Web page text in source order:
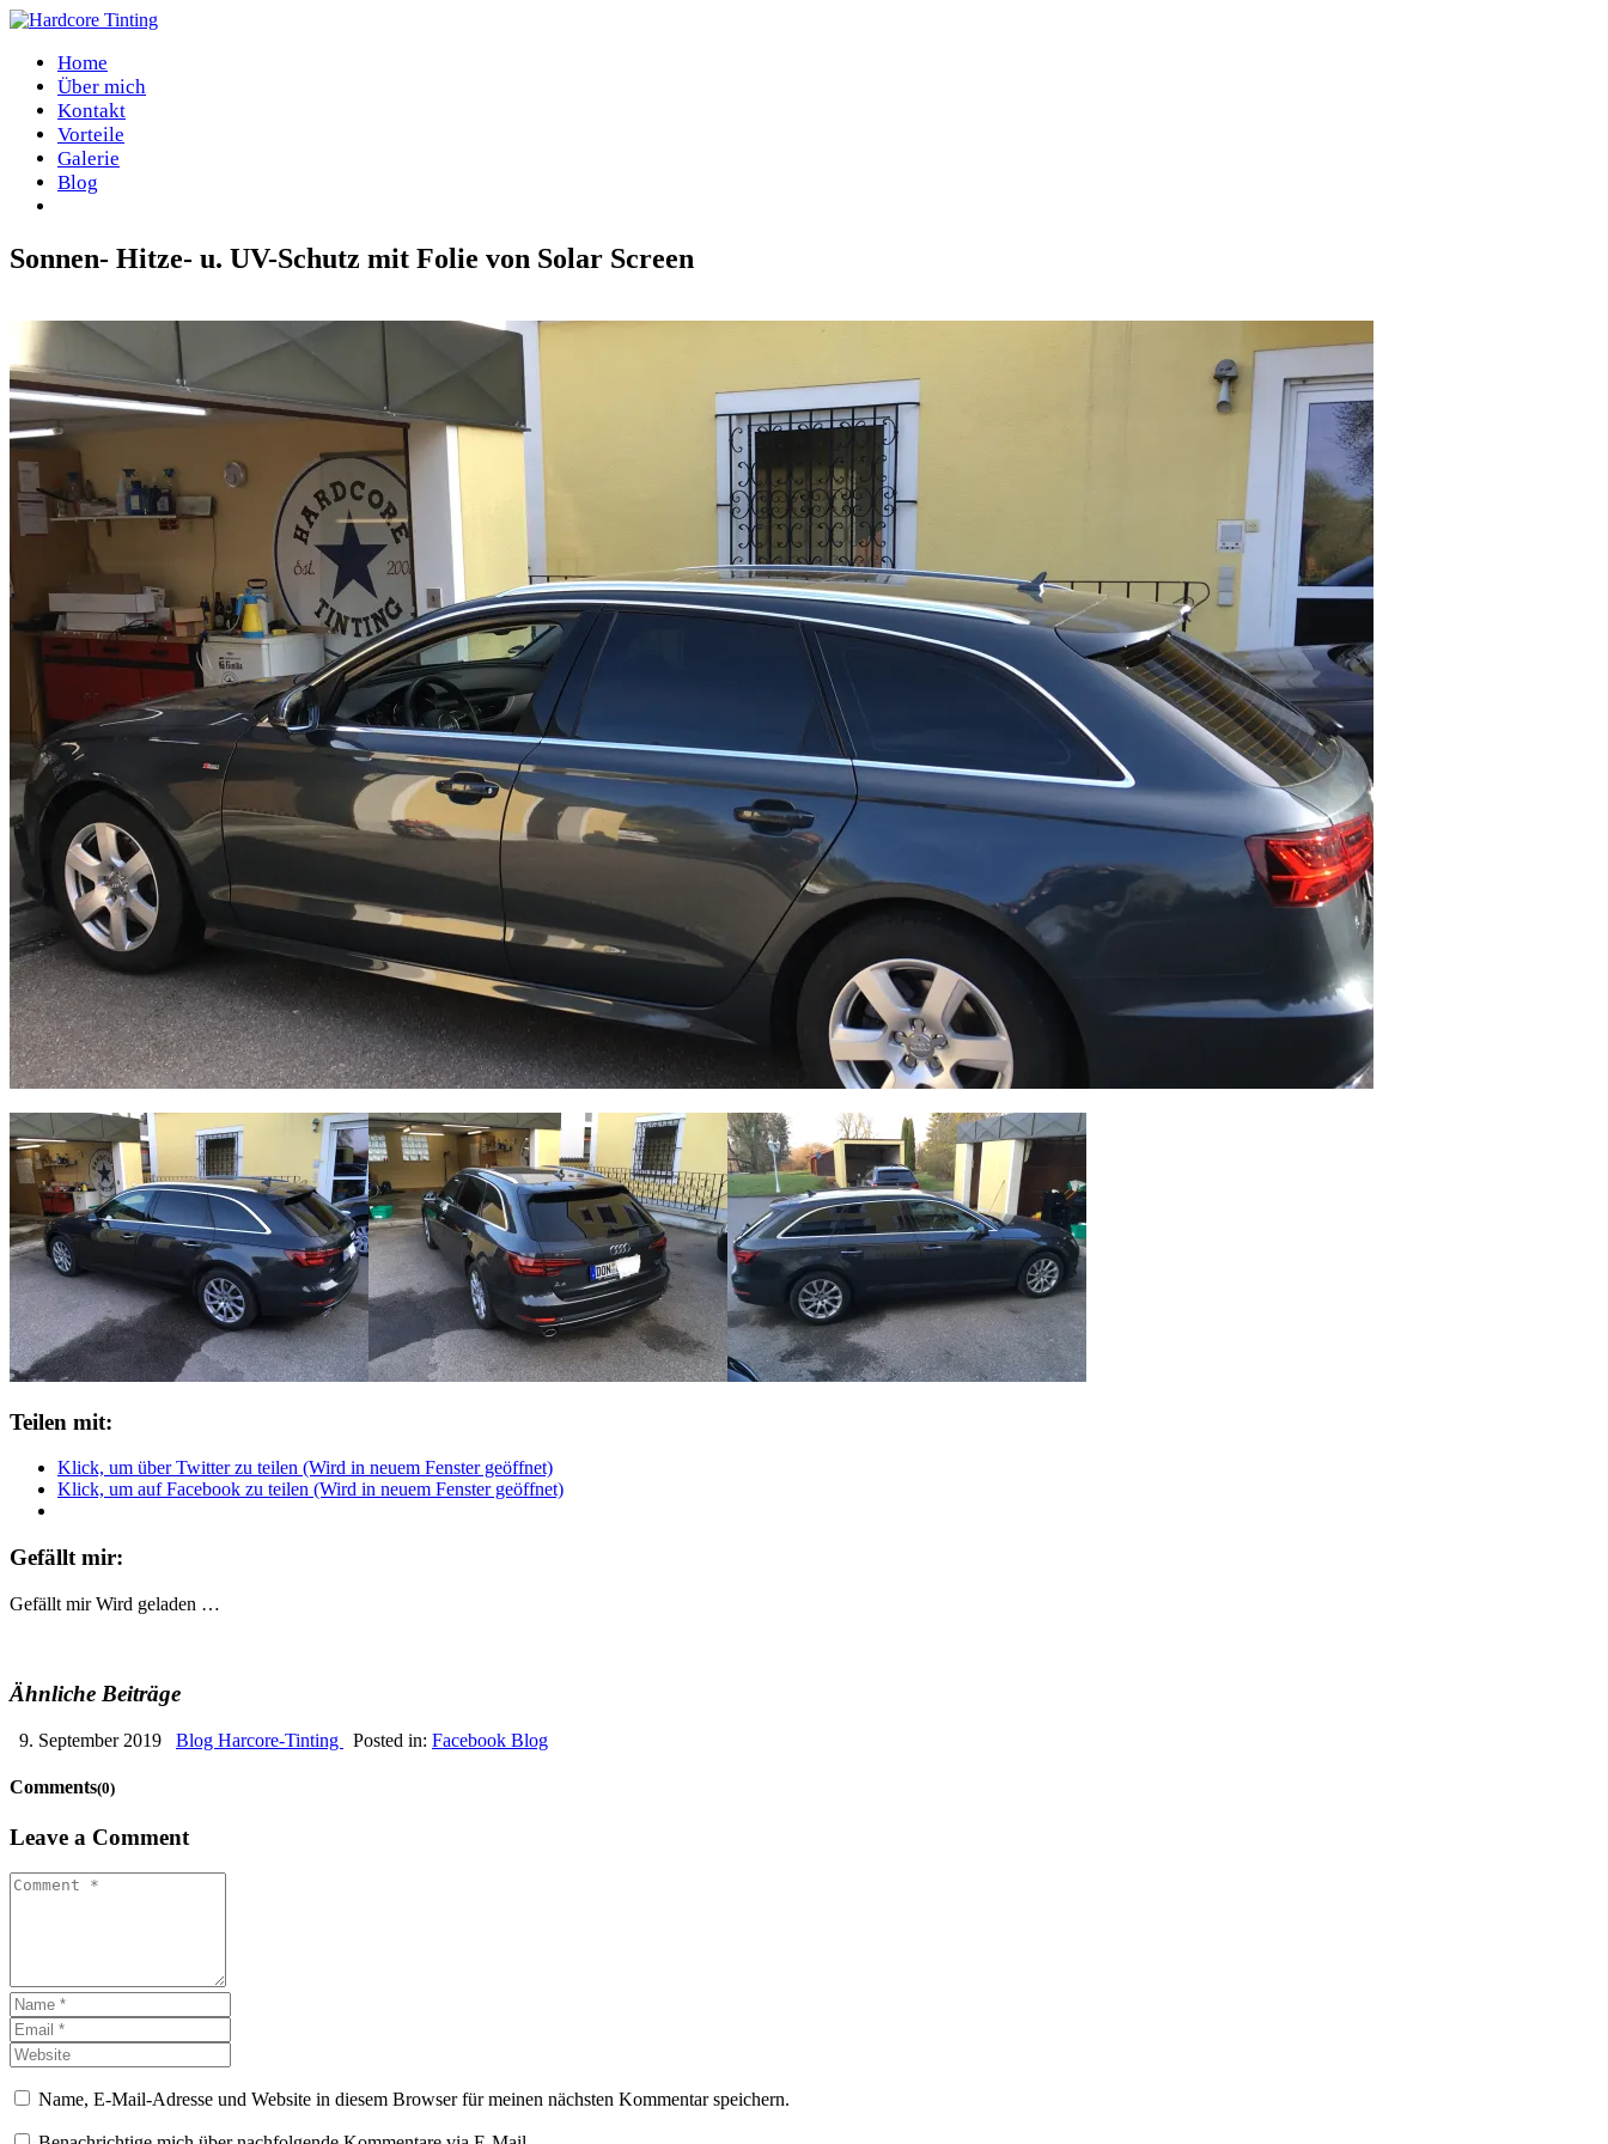
Home
Über mich
Kontakt
Vorteile
Galerie
Blog
Sonnen- Hitze- u. UV-Schutz mit Folie von Solar Screen
Teilen mit:
Klick, um über Twitter zu teilen (Wird in neuem Fenster geöffnet)
Klick, um auf Facebook zu teilen (Wird in neuem Fenster geöffnet)
Gefällt mir:
Gefällt mir Wird geladen …
Ähnliche Beiträge
9. September 2019 Blog Harcore-Tinting Posted in: Facebook Blog
Comments(0)
Leave a Comment
Name, E-Mail-Adresse und Website in diesem Browser für meinen nächsten Kommentar speichern.